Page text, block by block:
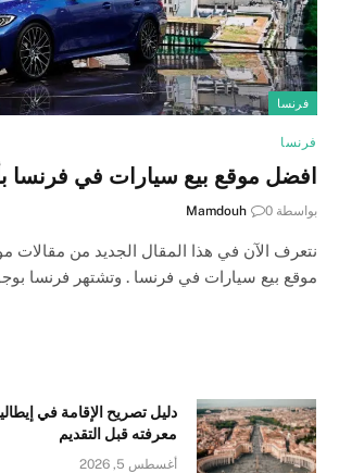
فرنسا
فرنسا
افضل موقع بيع سيارات في فرنسا
بواسطة Mamdouh 0
نتعرف الآن في هذا المقال الجديد من مقالات
موقع بيع سيارات في فرنسا . وتشتهر فرنسا
معرفته قبل التقديم
أغسطس 5, 2026